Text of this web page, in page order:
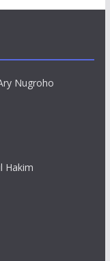
Nugroho
Hakim